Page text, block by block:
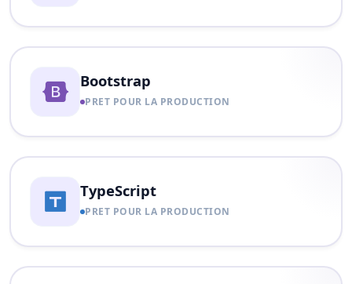
Bootstrap
PRET POUR LA PRODUCTION
TypeScript
PRET POUR LA PRODUCTION